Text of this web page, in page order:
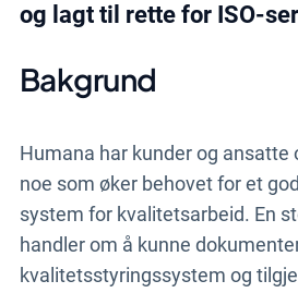
og lagt til rette for ISO-
Bakgrund
Humana har kunder og ansatte
noe som øker behovet for et
system for kvalitetsarbeid. En
handler om å kunne
kvalitetsstyringssystem og